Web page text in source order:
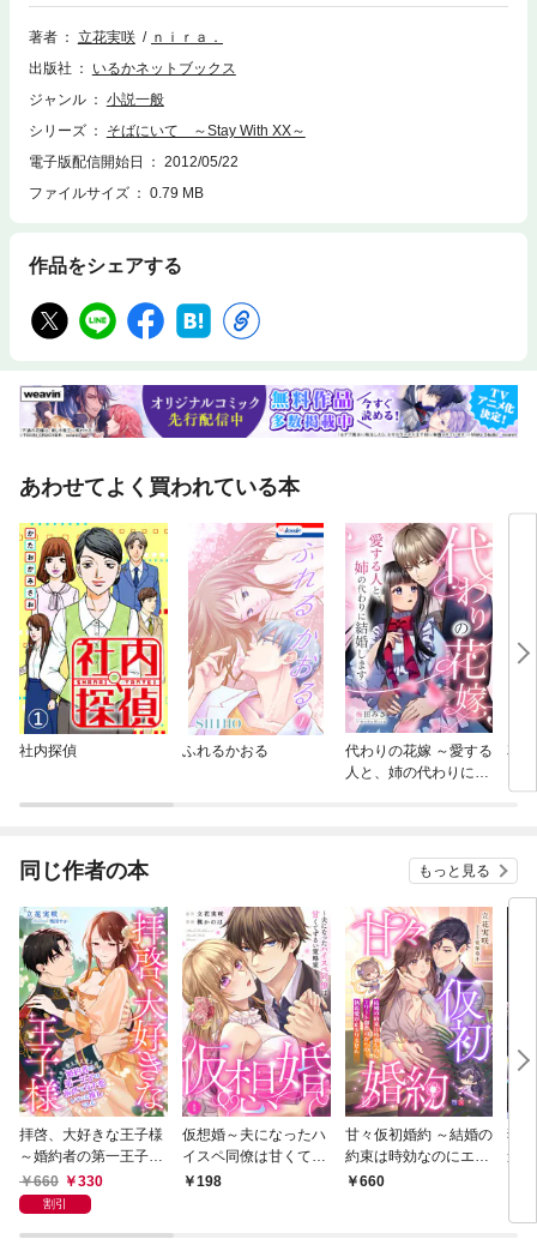
う言われ、陽菜子の心は揺れる……
著者
立花実咲
ｎｉｒａ．
出版社
いるかネットブックス
ジャンル
小説一般
シリーズ
そばにいて ～Stay With XX～
電子版配信開始日
2012/05/22
ファイルサイズ
0.79 MB
作品をシェアする
あわせてよく買われている本
社内探偵 ふれるかおる
代わりの花嫁 ～愛する
人と、姉の代わりに結
花
同じ作者の本 もっと見る
拝啓、大好きな王子様
～婚約者の第一王子は
前世でガチ恋していた
推しでした～
660 330
割引
仮想婚～夫になったハ
イスペ同僚は甘くてず
るい策略家～1
198
甘々仮初婚約 ～結婚の
約束は時効なのにエリ
ート御曹司からの執着
660
独
途